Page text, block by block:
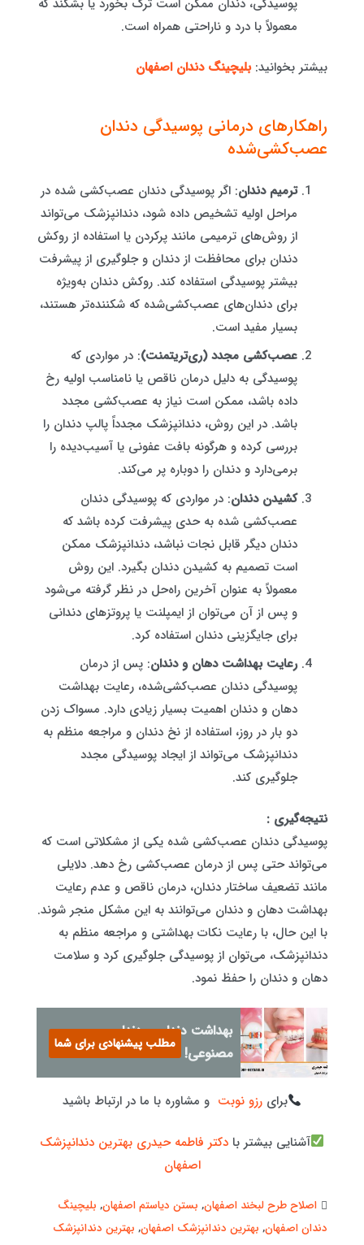
معمولاً با درد و ناراحتی همراه است.
بیشتر بخوانید:بلیچینگ دندان اصفهان
راهکارهای درمانی پوسیدگی دندان
عصب‌کشی‌شده
ترمیم دندان: اگر پوسیدگی دندان عصب‌کشی شده در
مراحل اولیه تشخیص داده شود، دندانپزشک می‌تواند
از روش‌های ترمیمی مانند پرکردن یا استفاده از روکش
دندان برای محافظت از دندان و جلوگیری از پیشرفت
بیشتر پوسیدگی استفاده کند. روکش دندان به‌ویژه
برای دندان‌های عصب‌کشی‌شده که شکننده‌تر هستند،
بسیار مفید است.
عصب‌کشی مجدد (ری‌تریتمنت): در مواردی که
پوسیدگی به دلیل درمان ناقص یا نامناسب اولیه رخ
داده باشد، ممکن است نیاز به عصب‌کشی مجدد
باشد. در این روش، دندانپزشک مجدداً پالپ دندان را
بررسی کرده و هرگونه بافت عفونی یا آسیب‌دیده را
برمی‌دارد و دندان را دوباره پر می‌کند.
کشیدن دندان: در مواردی که پوسیدگی دندان
عصب‌کشی شده به حدی پیشرفت کرده باشد که
دندان دیگر قابل نجات نباشد، دندانپزشک ممکن
است تصمیم به کشیدن دندان بگیرد. این روش
معمولاً به عنوان آخرین راه‌حل در نظر گرفته می‌شود
و پس از آن می‌توان از ایمپلنت یا پروتزهای دندانی
برای جایگزینی دندان استفاده کرد.
رعایت بهداشت دهان و دندان: پس از درمان
پوسیدگی دندان عصب‌کشی‌شده، رعایت بهداشت
دهان و دندان اهمیت بسیار زیادی دارد. مسواک زدن
دو بار در روز، استفاده از نخ دندان و مراجعه منظم به
دندانپزشک می‌تواند از ایجاد پوسیدگی مجدد
جلوگیری کند.
نتیجه‌گیری :
پوسیدگی دندان عصب‌کشی شده یکی از مشکلاتی است که
می‌تواند حتی پس از درمان عصب‌کشی رخ دهد. دلایلی
مانند تضعیف ساختار دندان، درمان ناقص و عدم رعایت
بهداشت دهان و دندان می‌توانند به این مشکل منجر شوند.
با این حال، با رعایت نکات بهداشتی و مراجعه منظم به
دندانپزشک، می‌توان از پوسیدگی جلوگیری کرد و سلامت
دهان و دندان را حفظ نمود.
بهداشت دندان و دندان
مصنوعی! مطلب پیشنهادی برای شما
برای رزو نوبت و مشاوره با ما در ارتباط باشید
آشنایی بیشتر بادکتر فاطمه حیدری بهترین دندانپزشک
اصفهان
اصلاح طرح لبخند اصفهان, بستن دیاستم اصفهان, بلیچینگ
دندان اصفهان, بهترین دندانپزشک اصفهان, بهترین دندانپزشک